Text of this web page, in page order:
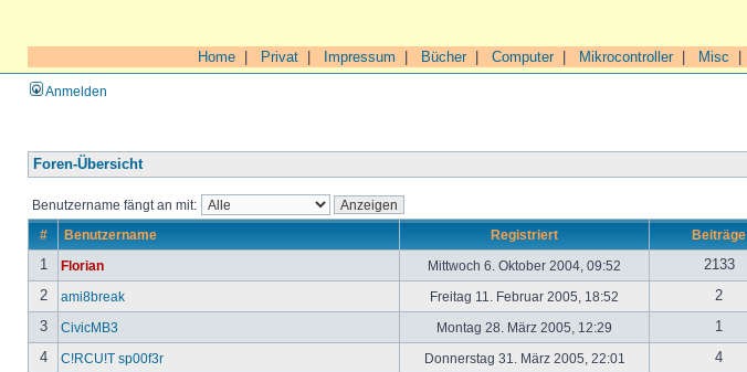
Home Privat Impressum Bücher| Computer| Mikrocontroller| Misc
Anmelden
Foren-Übersicht
Benutzername fängt an mit:
# Benutzername Registriert Beiträge
1 Florian Mittwoch 6. Oktober 2004, 09:52 2133
2
ami8break Freitag 11. Februar 2005, 18:52
2
3
CivicMB3 Montag 28. März 2005, 12:29
1
4
C!RCU!T sp00f3r Donnerstag 31. März 2005, 22:01
4